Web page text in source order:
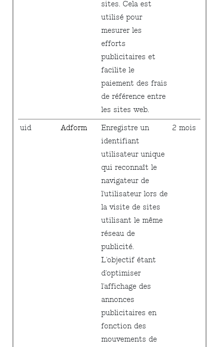
sites. Cela est
utilisé pour
mesurer les
efforts
publicitaires et
facilite le
paiement des frais
de référence entre
les sites web.
uid
Adform
Enregistre un
identifiant
utilisateur unique
qui reconnaît le
navigateur de
l'utilisateur lors de
la visite de sites
utilisant le même
réseau de
publicité.
L'objectif étant
d'optimiser
l'affichage des
annonces
publicitaires en
fonction des
mouvements de
2 mois